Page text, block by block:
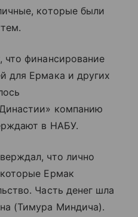
которые были
что финансирование
для Ермака и других
компанию
в НАБУ.
что лично
Ермак
Часть денег шла
(Тимура Миндича).